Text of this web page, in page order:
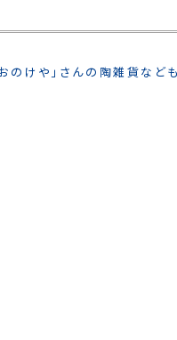
のけや」さんの陶雑貨など